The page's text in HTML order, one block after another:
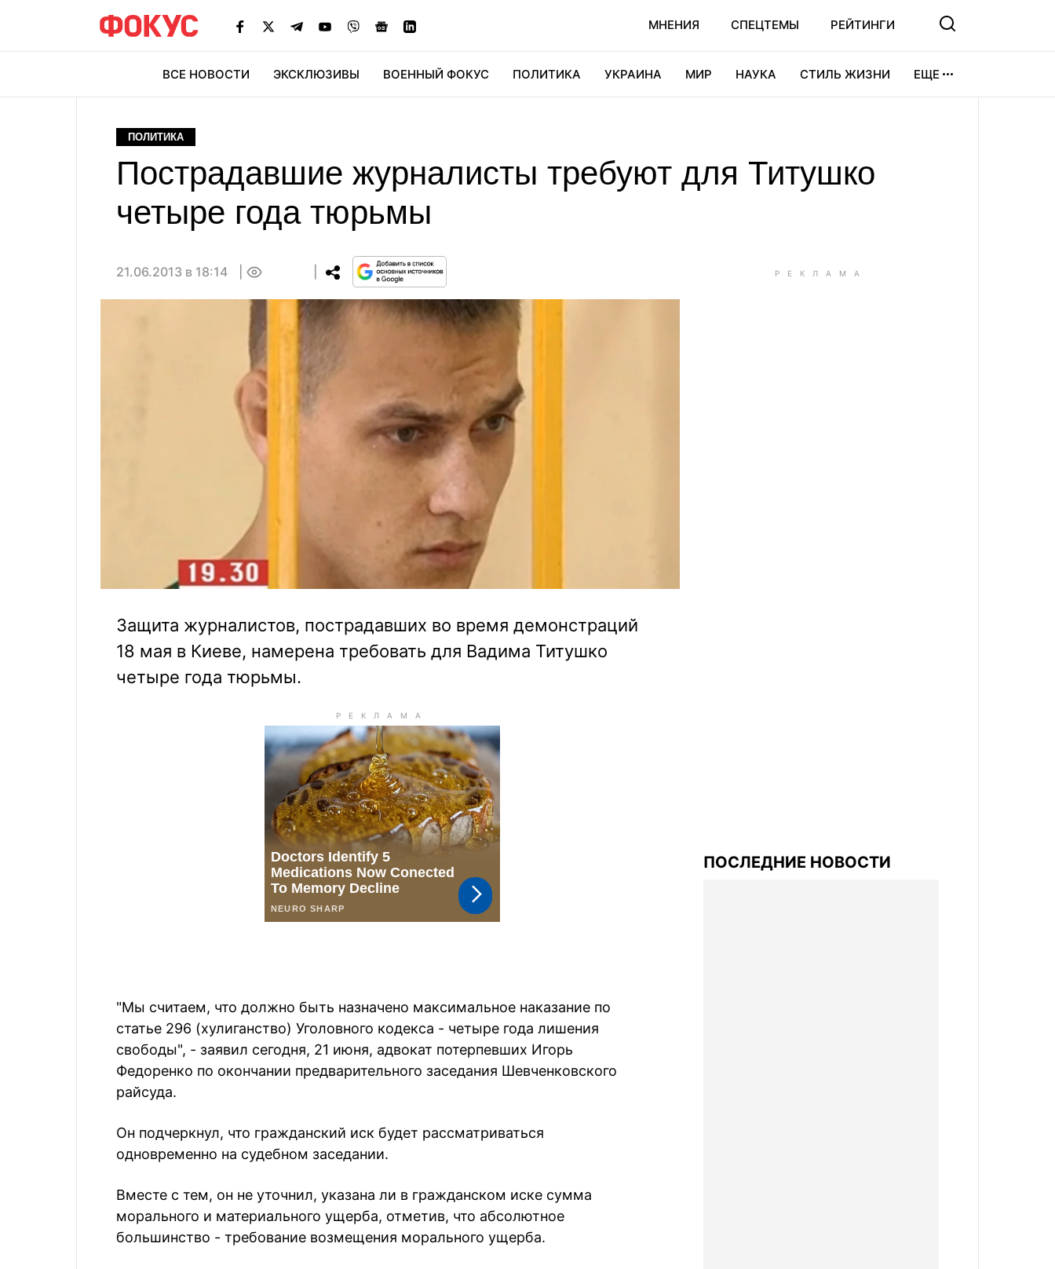
МНЕНИЯ СПЕЦТЕМЫ РЕЙТИНГИ
ВСЕ НОВОСТИ ЭКСКЛЮЗИВЫ ВОЕННЫЙ ФОКУС ПОЛИТИКА УКРАИНА МИР НАУКА СТИЛЬ ЖИЗНИ ЕЩЕ
ПОЛИТИКА
Пострадавшие журналисты требуют для Титушко
четыре года тюрьмы
21.06.2013 в 18:14
Защита журналистов, пострадавших во время демонстраций
18 мая в Киеве, намерена требовать для Вадима Титушко
четыре года тюрьмы.
"Мы считаем, что должно быть назначено максимальное наказание по
статье 296 (хулиганство) Уголовного кодекса - четыре года лишения
свободы", - заявил сегодня, 21 июня, адвокат потерпевших Игорь
Федоренко по окончании предварительного заседания Шевченковского
райcуда.
Он подчеркнул, что гражданский иск будет рассматриваться
одновременно на судебном заседании.
Вместе с тем, он не уточнил, указана ли в гражданском иске сумма
морального и материального ущерба, отметив, что абсолютное
большинство - требование возмещения морального ущерба.
ПОСЛЕДНИЕ НОВОСТИ